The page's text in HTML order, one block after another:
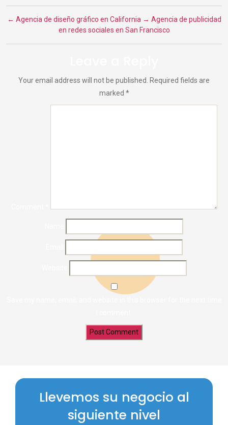
← Agencia de diseño gráfico en California → Agencia de publicidad
en redes sociales en San Francisco
Your email address will not be published. Required fields are
marked *
Llevemos su negocio al
siguiente nivel